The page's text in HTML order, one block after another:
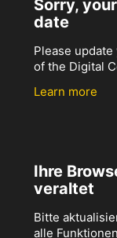
Sorry,
date
Please
of the Digital
Learn more
Ihre
veraltet
Bitte
alle